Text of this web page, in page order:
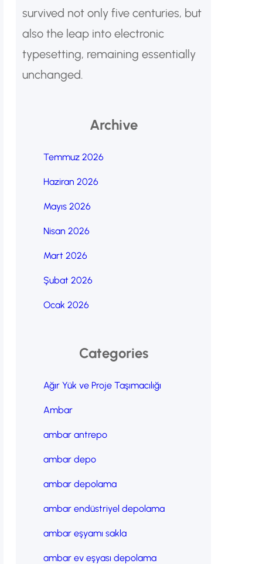
survived not only five centuries, but
also the leap into electronic
typesetting, remaining essentially
unchanged.
Archive
Temmuz 2026
Haziran 2026
Mayıs 2026
Nisan 2026
Mart 2026
Şubat 2026
Ocak 2026
Categories
Ağır Yük ve Proje Taşımacılığı
Ambar
ambar antrepo
ambar depo
ambar depolama
ambar endüstriyel depolama
ambar eşyamı sakla
ambar ev eşyası depolama